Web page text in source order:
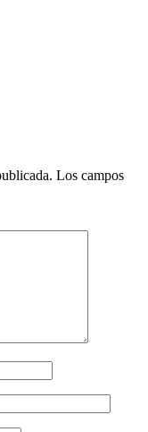
Los campos